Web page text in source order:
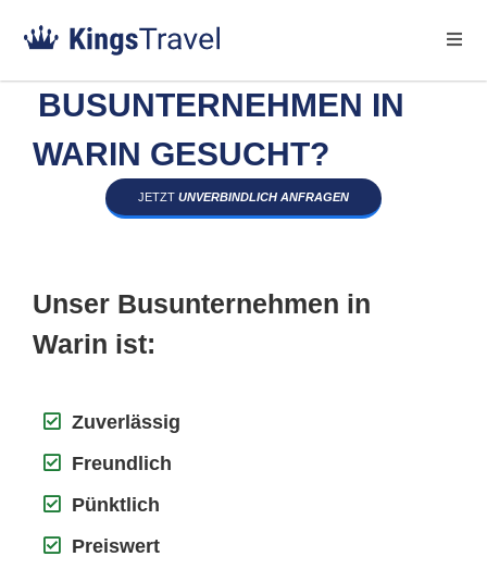
BUSUNTERNEHMEN IN
WARIN GESUCHT?
JETZT UNVERBINDLICH ANFRAGEN
Unser Busunternehmen in
Warin ist:
Zuverlässig
Freundlich
Pünktlich
Preiswert